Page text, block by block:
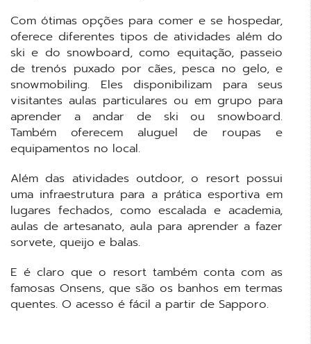
Com ótimas opções para comer e se hospedar,
oferece diferentes tipos de atividades além do
ski e do snowboard, como equitação, passeio
de trenós puxado por cães, pesca no gelo, e
snowmobiling. Eles disponibilizam para seus
visitantes aulas particulares ou em grupo para
aprender a andar de ski ou snowboard.
Também oferecem aluguel de roupas e
equipamentos no local.
Além das atividades outdoor, o resort possui
uma infraestrutura para a prática esportiva em
lugares fechados, como escalada e academia,
aulas de artesanato, aula para aprender a fazer
sorvete, queijo e balas.
E é claro que o resort também conta com as
famosas Onsens, que são os banhos em termas
quentes. O acesso é fácil a partir de Sapporo.